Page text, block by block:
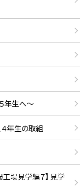
年生へ〜
年生の取組
場見学編７】 見学